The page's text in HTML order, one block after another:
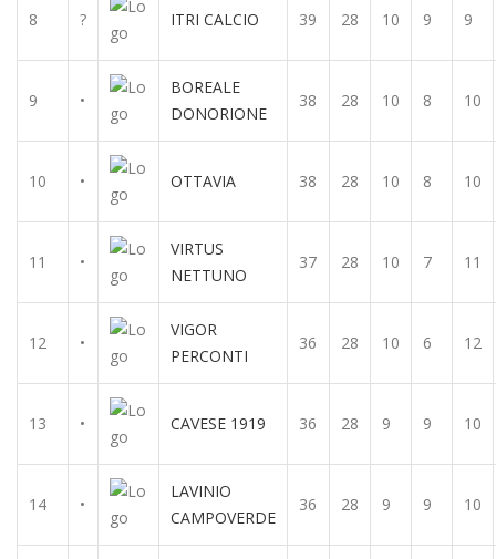
8 ? ITRI CALCIO 39 28 10 9 9
9 •
BOREALE
DONORIONE
38 28 10 8 10
10 • OTTAVIA 38 28 10 8 10
11 •
VIRTUS
NETTUNO
37 28 10 7 11
12 •
VIGOR
PERCONTI
36 28 10 6 12
13 • CAVESE 1919 36 28 9 9 10
14 •
LAVINIO
CAMPOVERDE
36 28 9 9 10